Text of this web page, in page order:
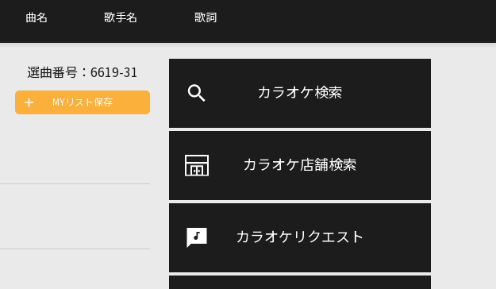
曲名 歌手名 歌詞
カラオケ検索
カラオケ店舗検索
カラオケリクエスト
選曲番号： 6619-31
MYリスト保存